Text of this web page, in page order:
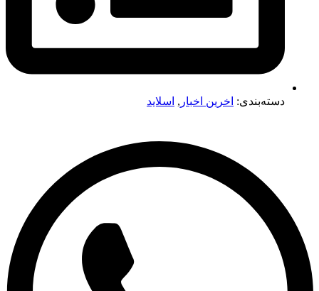
دسته‌بندی: اخرین اخبار , اسلاید